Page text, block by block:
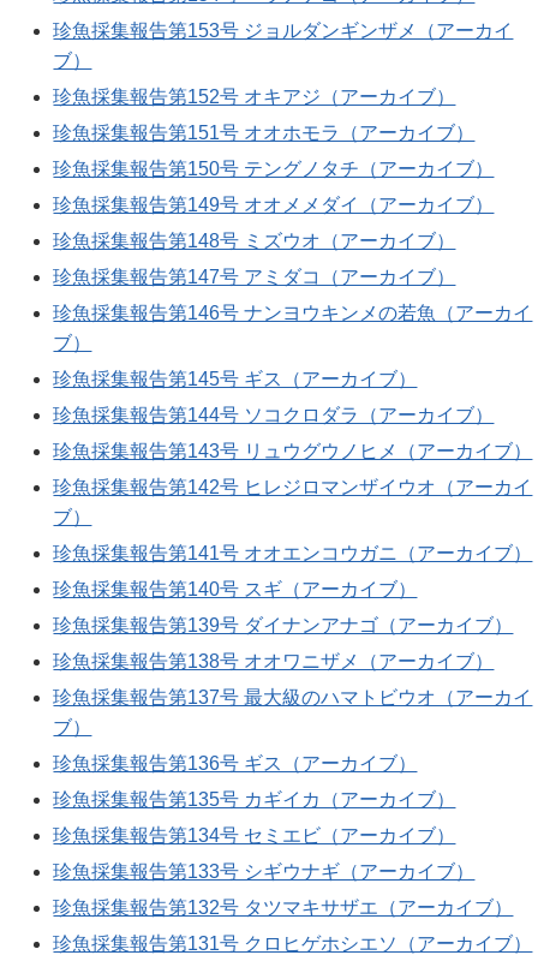
珍魚採集報告第153号 ジョルダンギンザメ（アーカイ
ブ）
珍魚採集報告第152号 オキアジ（アーカイブ）
珍魚採集報告第151号 オオホモラ（アーカイブ）
珍魚採集報告第150号 テングノタチ（アーカイブ）
珍魚採集報告第149号 オオメメダイ（アーカイブ）
珍魚採集報告第148号 ミズウオ（アーカイブ）
珍魚採集報告第147号 アミダコ（アーカイブ）
珍魚採集報告第146号 ナンヨウキンメの若魚（アーカイ
ブ）
珍魚採集報告第145号 ギス（アーカイブ）
珍魚採集報告第144号 ソコクロダラ（アーカイブ）
珍魚採集報告第143号 リュウグウノヒメ（アーカイブ）
珍魚採集報告第142号 ヒレジロマンザイウオ（アーカイ
ブ）
珍魚採集報告第141号 オオエンコウガニ（アーカイブ）
珍魚採集報告第140号 スギ（アーカイブ）
珍魚採集報告第139号 ダイナンアナゴ（アーカイブ）
珍魚採集報告第138号 オオワニザメ（アーカイブ）
珍魚採集報告第137号 最大級のハマトビウオ（アーカイ
ブ）
珍魚採集報告第136号 ギス（アーカイブ）
珍魚採集報告第135号 カギイカ（アーカイブ）
珍魚採集報告第134号 セミエビ（アーカイブ）
珍魚採集報告第133号 シギウナギ（アーカイブ）
珍魚採集報告第132号 タツマキサザエ（アーカイブ）
珍魚採集報告第131号 クロヒゲホシエソ（アーカイブ）